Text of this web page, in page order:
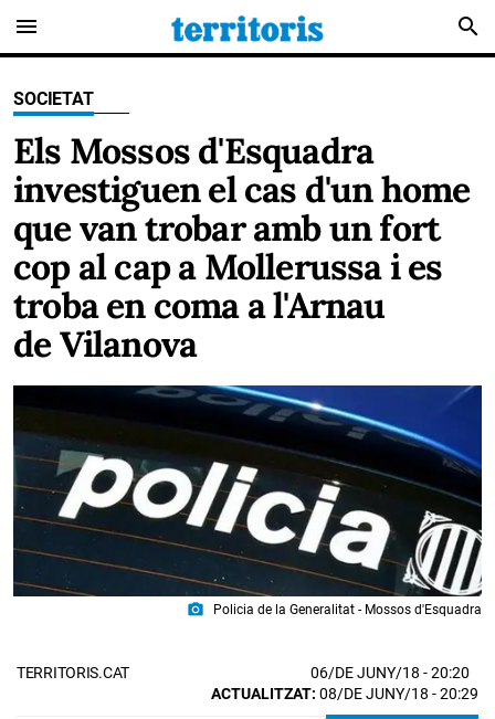
menu search
SOCIETAT
Els Mossos d'Esquadra
investiguen el cas d'un home
que van trobar amb un fort
cop al cap a Mollerussa i es
troba en coma a l'Arnau
de Vilanova
photo_camera Policia de la Generalitat - Mossos d'Esquadra
TERRITORIS.CAT 06/DE JUNY/18 - 20:20
ACTUALITZAT: 08/DE JUNY/18 - 20:29